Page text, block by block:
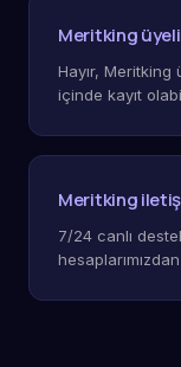
Meritking
Hayır,
içinde kayıt
Meritking
7/24 canlı